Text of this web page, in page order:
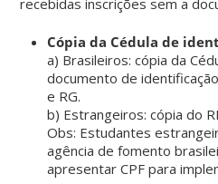
recebidas inscrições sem a
Cópia da Cédula de
a) Brasileiros: cópia da
documento de
e RG.
b) Estrangeiros: cópia do
Obs: Estudantes
agência de fomento
apresentar CPF para